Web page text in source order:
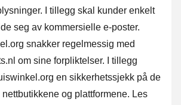
I tillegg skal kunder enkelt
seg av kommersielle e-poster.
snakker regelmessig med
om sine forpliktelser. I tillegg
en sikkerhetssjekk på de
og plattformene. Les